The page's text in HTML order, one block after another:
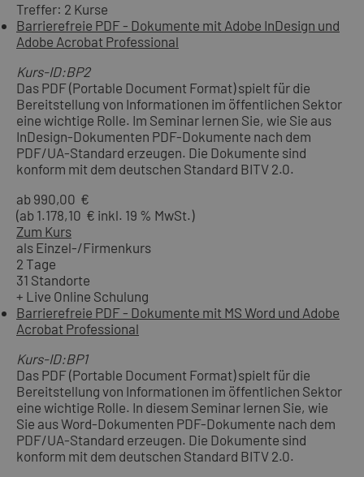
Treffer: 2 Kurse
Barrierefreie PDF - Dokumente mit Adobe InDesign und
Adobe Acrobat Professional
Kurs-ID:BP2
Das PDF (Portable Document Format) spielt für die
Bereitstellung von Informationen im öffentlichen Sektor
eine wichtige Rolle. Im Seminar lernen Sie, wie Sie aus
InDesign-Dokumenten PDF-Dokumente nach dem
PDF/UA-Standard erzeugen. Die Dokumente sind
konform mit dem deutschen Standard BITV 2.0.
ab 990,00 €
(ab 1.178,10 € inkl. 19 % MwSt.)
Zum Kurs
als Einzel-/Firmenkurs
2 Tage
31 Standorte
+ Live Online Schulung
Barrierefreie PDF - Dokumente mit MS Word und Adobe
Acrobat Professional
Kurs-ID:BP1
Das PDF (Portable Document Format) spielt für die
Bereitstellung von Informationen im öffentlichen Sektor
eine wichtige Rolle. In diesem Seminar lernen Sie, wie
Sie aus Word-Dokumenten PDF-Dokumente nach dem
PDF/UA-Standard erzeugen. Die Dokumente sind
konform mit dem deutschen Standard BITV 2.0.